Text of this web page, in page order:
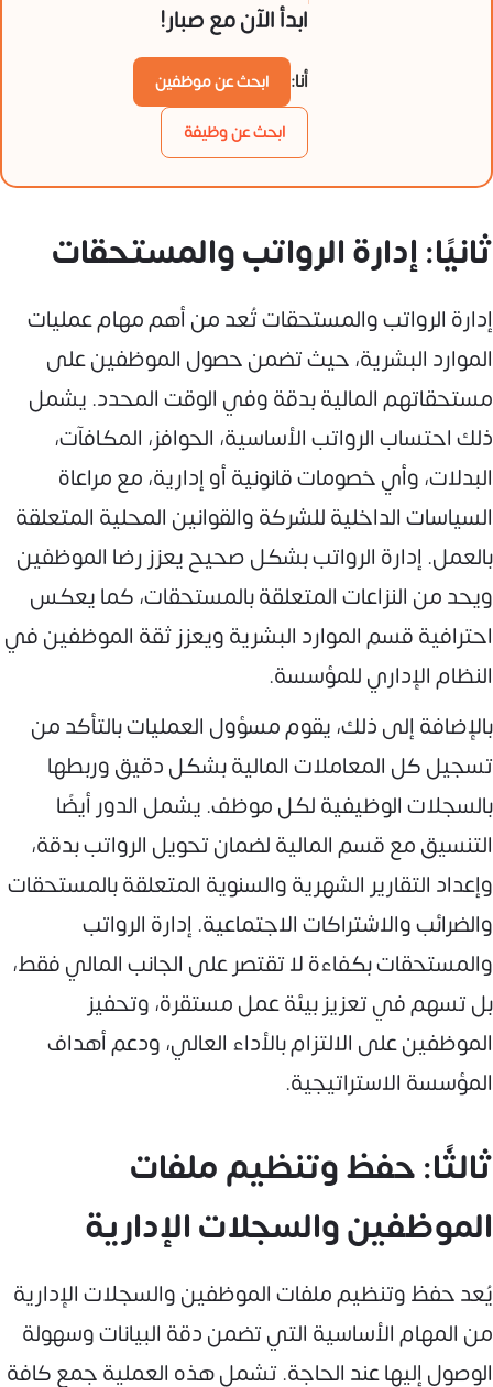
ابدأ الآن مع صبار!
أنا:
ابحث عن موظفين
ابحث عن وظيفة
ثانيًا: إدارة الرواتب والمستحقات
إدارة الرواتب والمستحقات تُعد من أهم مهام عمليات
الموارد البشرية، حيث تضمن حصول الموظفين على
مستحقاتهم المالية بدقة وفي الوقت المحدد. يشمل
ذلك احتساب الرواتب الأساسية، الحوافز، المكافآت،
البدلات، وأي خصومات قانونية أو إدارية، مع مراعاة
السياسات الداخلية للشركة والقوانين المحلية المتعلقة
بالعمل. إدارة الرواتب بشكل صحيح يعزز رضا الموظفين
ويحد من النزاعات المتعلقة بالمستحقات، كما يعكس
احترافية قسم الموارد البشرية ويعزز ثقة الموظفين في
النظام الإداري للمؤسسة.
بالإضافة إلى ذلك، يقوم مسؤول العمليات بالتأكد من
تسجيل كل المعاملات المالية بشكل دقيق وربطها
بالسجلات الوظيفية لكل موظف. يشمل الدور أيضًا
التنسيق مع قسم المالية لضمان تحويل الرواتب بدقة،
وإعداد التقارير الشهرية والسنوية المتعلقة بالمستحقات
والضرائب والاشتراكات الاجتماعية. إدارة الرواتب
والمستحقات بكفاءة لا تقتصر على الجانب المالي فقط،
بل تسهم في تعزيز بيئة عمل مستقرة، وتحفيز
الموظفين على الالتزام بالأداء العالي، ودعم أهداف
المؤسسة الاستراتيجية.
ثالثًا: حفظ وتنظيم ملفات
الموظفين والسجلات الإدارية
يُعد حفظ وتنظيم ملفات الموظفين والسجلات الإدارية
من المهام الأساسية التي تضمن دقة البيانات وسهولة
الوصول إليها عند الحاجة. تشمل هذه العملية جمع كافة